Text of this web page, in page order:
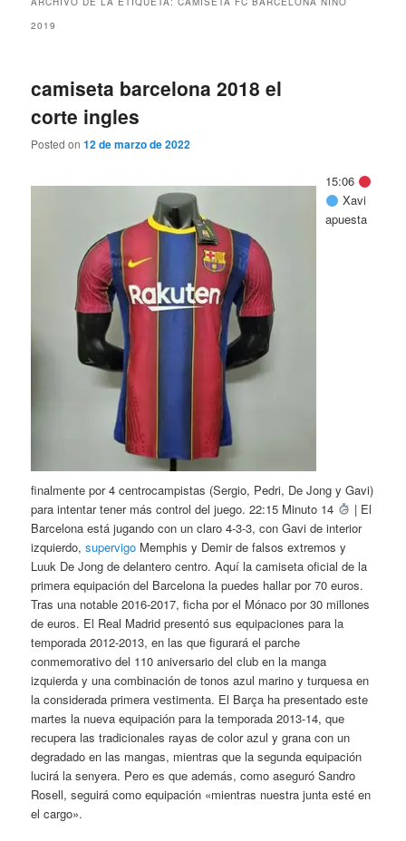
2019
camiseta barcelona 2018 el
corte ingles
Posted on12 de marzo de 2022
15:06
Xavi
apuesta
finalmente por 4 centrocampistas (Sergio, Pedri, De Jong y Gavi)
para intentar tener más control del juego. 22:15 Minuto 14
| El
Barcelona está jugando con un claro 4-3-3, con Gavi de interior
izquierdo,supervigo Memphis y Demir de falsos extremos y
Luuk De Jong de delantero centro. Aquí la camiseta oficial de la
primera equipación del Barcelona la puedes hallar por 70 euros.
Tras una notable 2016-2017, ficha por el Mónaco por 30 millones
de euros. El Real Madrid presentó sus equipaciones para la
temporada 2012-2013, en las que figurará el parche
conmemorativo del 110 aniversario del club en la manga
izquierda y una combinación de tonos azul marino y turquesa en
la considerada primera vestimenta. El Barça ha presentado este
martes la nueva equipación para la temporada 2013-14, que
recupera las tradicionales rayas de color azul y grana con un
degradado en las mangas, mientras que la segunda equipación
lucirá la senyera. Pero es que además, como aseguró Sandro
Rosell, seguirá como equipación «mientras nuestra junta esté en
el cargo».